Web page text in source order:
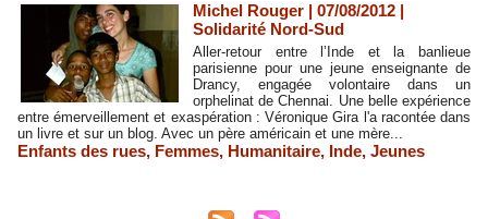
Michel Rouger | 07/08/2012 |
Solidarité Nord-Sud
Aller-retour entre l’Inde et la banlieue
parisienne pour une jeune enseignante de
Drancy, engagée volontaire dans un
orphelinat de Chennai. Une belle expérience
entre émerveillement et exaspération : Véronique Gira l'a racontée dans
un livre et sur un blog. Avec un père américain et une mère...
Enfants des rues, Femmes, Humanitaire, Inde, Jeunes